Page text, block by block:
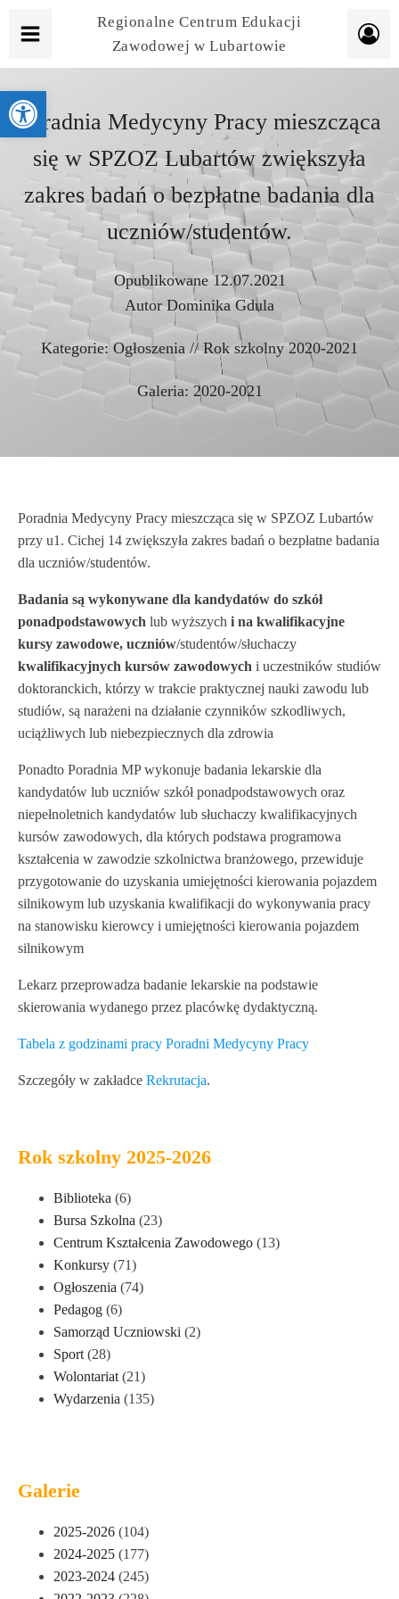
Regionalne Centrum Edukacji
Zawodowej w Lubartowie
Poradnia Medycyny Pracy mieszcząca
się w SPZOZ Lubartów zwiększyła
zakres badań o bezpłatne badania dla
uczniów/studentów.
Opublikowane12.07.2021
AutorDominika Gdula
Kategorie: Ogłoszenia //Rok szkolny 2020-2021
Galeria: 2020-2021
Rok szkolny 2025-2026
Biblioteka (6)
Bursa Szkolna (23)
Centrum Kształcenia Zawodowego (13)
Konkursy (71)
Ogłoszenia (74)
Pedagog (6)
Samorząd Uczniowski (2)
Sport (28)
Wolontariat (21)
Wydarzenia (135)
Galerie
2025-2026 (104)
2024-2025 (177)
2023-2024 (245)
Poradnia Medycyny Pracy mieszcząca się w SPZOZ Lubartów
przy u1. Cichej 14 zwiększyła zakres badań o bezpłatne badania
dla uczniów/studentów.
Badania są wykonywane dla kandydatów do szkół
ponadpodstawowych lub wyższych i na kwalifikacyjne
kursy zawodowe, uczniów/studentów/słuchaczy
kwalifikacyjnych kursów zawodowych i uczestników studiów
doktoranckich, którzy w trakcie praktycznej nauki zawodu lub
studiów, są narażeni na działanie czynników szkodliwych,
uciążliwych lub niebezpiecznych dla zdrowia
Ponadto Poradnia MP wykonuje badania lekarskie dla
kandydatów lub uczniów szkół ponadpodstawowych oraz
niepełnoletnich kandydatów lub słuchaczy kwalifikacyjnych
kursów zawodowych, dla których podstawa programowa
kształcenia w zawodzie szkolnictwa branżowego, przewiduje
przygotowanie do uzyskania umiejętności kierowania pojazdem
silnikowym lub uzyskania kwalifikacji do wykonywania pracy
na stanowisku kierowcy i umiejętności kierowania pojazdem
silnikowym
Lekarz przeprowadza badanie lekarskie na podstawie
skierowania wydanego przez placówkę dydaktyczną.
Tabela z godzinami pracy Poradni Medycyny Pracy
Szczegóły w zakładce Rekrutacja.
Otwórz pasek narzędzi